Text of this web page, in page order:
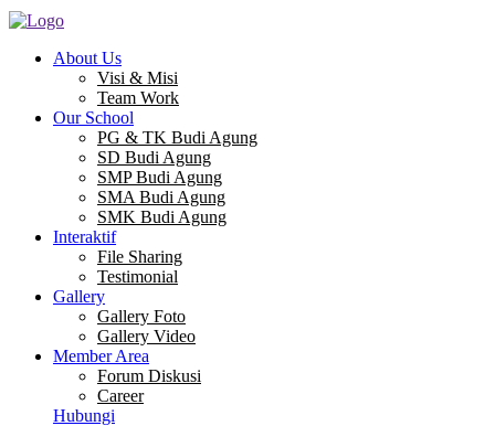
About Us
Visi & Misi
Team Work
Our School
PG & TK Budi Agung
SD Budi Agung
SMP Budi Agung
SMA Budi Agung
SMK Budi Agung
Interaktif
File Sharing
Testimonial
Gallery
Gallery Foto
Gallery Video
Member Area
Forum Diskusi
Career
Hubungi